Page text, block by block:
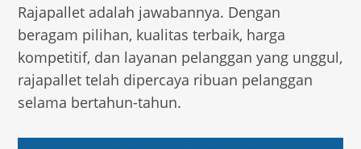
Rajapallet adalah jawabannya. Dengan
beragam pilihan, kualitas terbaik, harga
kompetitif, dan layanan pelanggan yang unggul,
rajapallet telah dipercaya ribuan pelanggan
selama bertahun-tahun.